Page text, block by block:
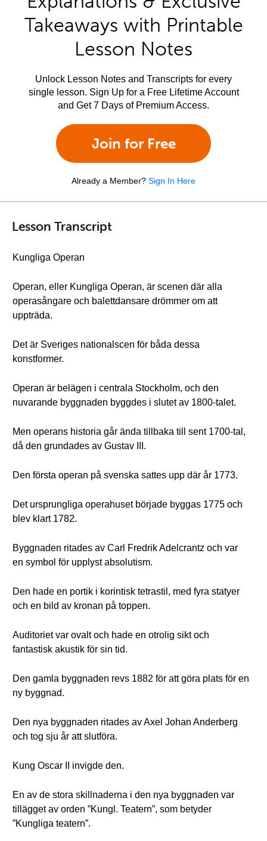
Takeaways with Printable
Lesson Notes
Unlock Lesson Notes and Transcripts for every
single lesson. Sign Up for a Free Lifetime Account
and Get 7 Days of Premium Access.
Join for Free
Already a Member? Sign In Here
Lesson Transcript
Kungliga Operan
Operan, eller Kungliga Operan, är scenen där alla
operasångare och balettdansare drömmer om att
uppträda.
Det är Sveriges nationalscen för båda dessa
konstformer.
Operan är belägen i centrala Stockholm, och den
nuvarande byggnaden byggdes i slutet av 1800-talet.
Men operans historia går ända tillbaka till sent 1700-tal,
då den grundades av Gustav III.
Den första operan på svenska sattes upp där år 1773.
Det ursprungliga operahuset började byggas 1775 och
blev klart 1782.
Byggnaden ritades av Carl Fredrik Adelcrantz och var
en symbol för upplyst absolutism.
Den hade en portik i korintisk tetrastil, med fyra statyer
och en bild av kronan på toppen.
Auditoriet var ovalt och hade en otrolig sikt och
fantastisk akustik för sin tid.
Den gamla byggnaden revs 1882 för att göra plats för en
ny byggnad.
Den nya byggnaden ritades av Axel Johan Anderberg
och tog sju år att slutföra.
Kung Oscar II invigde den.
En av de stora skillnaderna i den nya byggnaden var
tillägget av orden ”Kungl. Teatern”, som betyder
”Kungliga teatern”.